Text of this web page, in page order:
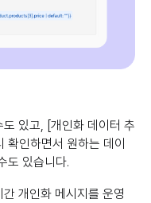
있고, [개인화 데이터 추
확인하면서 원하는 데이
도 있습니다.
개인화 메시지를 운영